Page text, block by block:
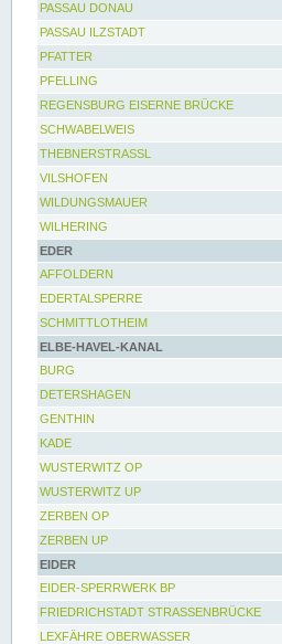
PASSAU DONAU
PASSAU ILZSTADT
PFATTER
PFELLING
REGENSBURG EISERNE BRÜCKE
SCHWABELWEIS
THEBNERSTRASSL
VILSHOFEN
WILDUNGSMAUER
WILHERING
EDER
AFFOLDERN
EDERTALSPERRE
SCHMITTLOTHEIM
ELBE-HAVEL-KANAL
BURG
DETERSHAGEN
GENTHIN
KADE
WUSTERWITZ OP
WUSTERWITZ UP
ZERBEN OP
ZERBEN UP
EIDER
EIDER-SPERRWERK BP
FRIEDRICHSTADT STRASSENBRÜCKE
LEXFÄHRE OBERWASSER